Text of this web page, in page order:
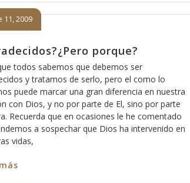
porque?
11, 2009
todos sabemos que debemos ser
y tratamos de serlo, pero el como lo
puede marcar una gran diferencia en nuestra
con Dios, y no por parte de El, sino por parte
Recuerda que en ocasiones le he comentado
a sospechar que Dios ha intervenido en
vidas,